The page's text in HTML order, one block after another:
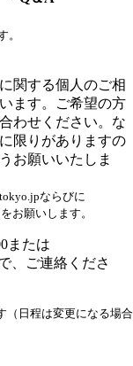
。
関する個人のご相
ます。ご希望の方
わせください。な
限りがありますの
お願いいたしま
ならびに
お願いします。
または
、ご連絡くださ
日程は変更になる場